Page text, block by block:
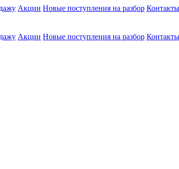
Акции Новые поступления на разбор Контакты
Акции Новые поступления на разбор Контакты